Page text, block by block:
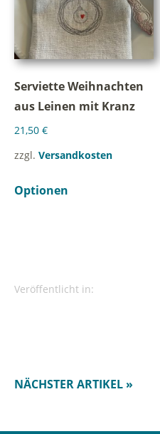
Serviette Weihnachten
aus Leinen mit Kranz
21,50 €
zzgl. Versandkosten
Optionen
Veröffentlicht in:
NÄCHSTER ARTIKEL »